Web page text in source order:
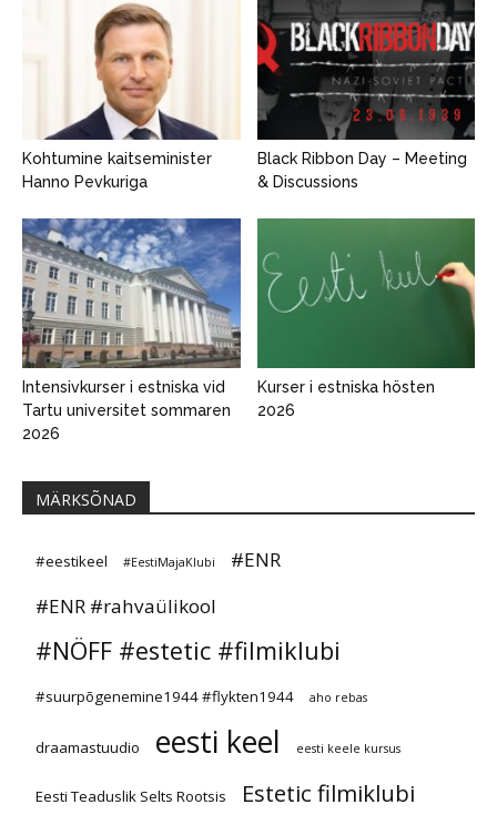
Kohtumine kaitseminister
Hanno Pevkuriga
Black Ribbon Day – Meeting
& Discussions
Intensivkurser i estniska vid
Tartu universitet sommaren
2026
Kurser i estniska hösten
2026
MÄRKSÕNAD
#eestikeel #EestiMajaKlubi
#ENR
#ENR #rahvaülikool
#NÖFF #estetic #filmiklubi
#suurpõgenemine1944 #flykten1944 aho rebas
draamastuudio eesti keel eesti keele kursus
Eesti Teaduslik Selts Rootsis Estetic filmiklubi